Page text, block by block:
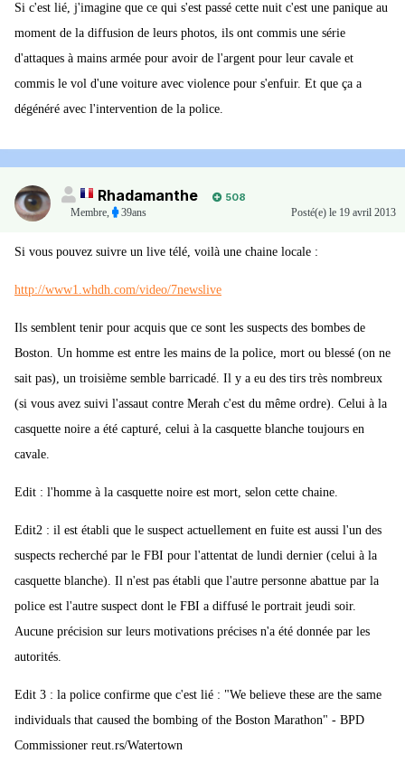
Si c'est lié, j'imagine que ce qui s'est passé cette nuit c'est une panique au
moment de la diffusion de leurs photos, ils ont commis une série
d'attaques à mains armée pour avoir de l'argent pour leur cavale et
commis le vol d'une voiture avec violence pour s'enfuir. Et que ça a
dégénéré avec l'intervention de la police.
Rhadamanthe
508
Membre, 39ans Posté(e) le 19 avril 2013
Si vous pouvez suivre un live télé, voilà une chaine locale :
http://www1.whdh.com/video/7newslive
Ils semblent tenir pour acquis que ce sont les suspects des bombes de
Boston. Un homme est entre les mains de la police, mort ou blessé (on ne
sait pas), un troisième semble barricadé. Il y a eu des tirs très nombreux
(si vous avez suivi l'assaut contre Merah c'est du même ordre). Celui à la
casquette noire a été capturé, celui à la casquette blanche toujours en
cavale.
Edit : l'homme à la casquette noire est mort, selon cette chaine.
Edit2 : il est établi que le suspect actuellement en fuite est aussi l'un des
suspects recherché par le FBI pour l'attentat de lundi dernier (celui à la
casquette blanche). Il n'est pas établi que l'autre personne abattue par la
police est l'autre suspect dont le FBI a diffusé le portrait jeudi soir.
Aucune précision sur leurs motivations précises n'a été donnée par les
autorités.
Edit 3 : la police confirme que c'est lié : "We believe these are the same
individuals that caused the bombing of the Boston Marathon" - BPD
Commissioner reut.rs/Watertown